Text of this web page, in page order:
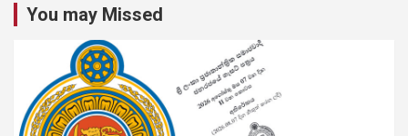
You may Missed